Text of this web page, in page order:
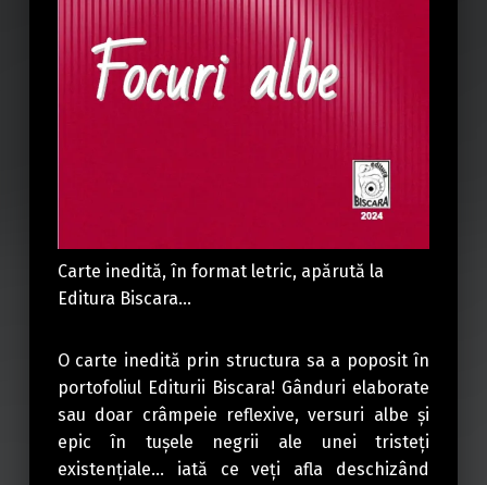
Carte inedită, în format letric, apărută la
Editura Biscara…
O carte inedită prin structura sa a poposit în
portofoliul Editurii Biscara! Gânduri elaborate
sau doar crâmpeie reflexive, versuri albe și
epic în tușele negrii ale unei tristeți
existențiale… iată ce veți afla deschizând